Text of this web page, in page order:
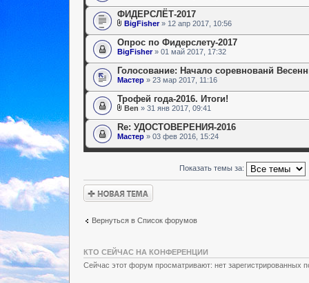
ФИДЕРСЛЁТ-2017
BigFisher» 12 апр 2017, 10:56
Опрос по Фидерслету-2017
BigFisher» 01 май 2017, 17:32
Голосование: Начало соревнованй
Мастер » 23 мар 2017, 11:16
Трофей года-2016. Итоги!
Ben » 31 янв 2017, 09:41
Re: УДОСТОВЕРЕНИЯ-2016
Мастер » 03 фев 2016, 15:24
Показать темы за:
Новая тема
Вернуться в Список форумов
КТО СЕЙЧАС НА КОНФЕРЕНЦИИ
Сейчас этот форум просматривают: нет зарегистрированных